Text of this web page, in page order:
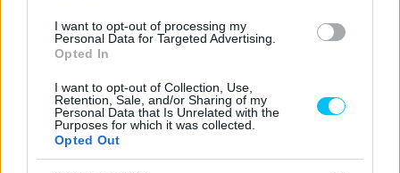
I want to opt-out of processing my
Personal Data for Targeted Advertising.
Opted In
I want to opt-out of Collection, Use,
Retention, Sale, and/or Sharing of my
Personal Data that Is Unrelated with the
Purposes for which it was collected.
Opted Out